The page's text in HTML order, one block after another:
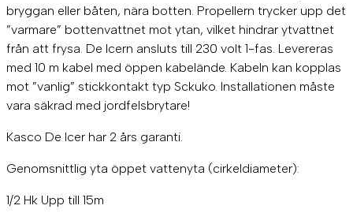
bryggan eller båten, nära botten. Propellern trycker upp det
”varmare” bottenvattnet mot ytan, vilket hindrar ytvattnet
från att frysa. De Icern ansluts till 230 volt 1-fas. Levereras
med 10 m kabel med öppen kabelände. Kabeln kan kopplas
mot ”vanlig” stickkontakt typ Sckuko. Installationen måste
vara säkrad med jordfelsbrytare!
Kasco De Icer har 2 års garanti.
Genomsnittlig yta öppet vattenyta (cirkeldiameter):
1/2 Hk Upp till 15m